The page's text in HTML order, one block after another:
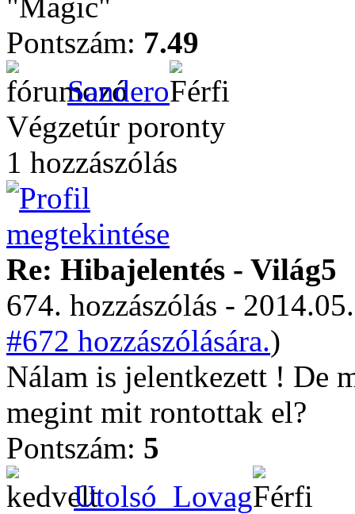
Pontszám: 7.49
Sandero
Végzetúr poronty
1 hozzászólás
Re: Hibajelentés - Világ5
674. hozzászólás -
#672 hozzászólására.)
Nálam is jelentkezett ! De
megint mit rontottak el?
Pontszám: 5
Utolsó_Lovag